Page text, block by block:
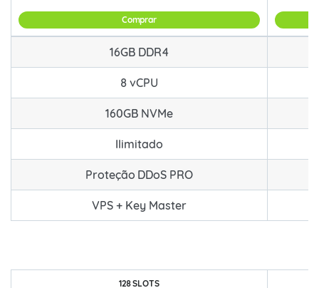
Comprar
16GB DDR4
8 vCPU
160GB NVMe
Ilimitado
Proteção DDoS PRO
VPS + Key Master
128 SLOTS